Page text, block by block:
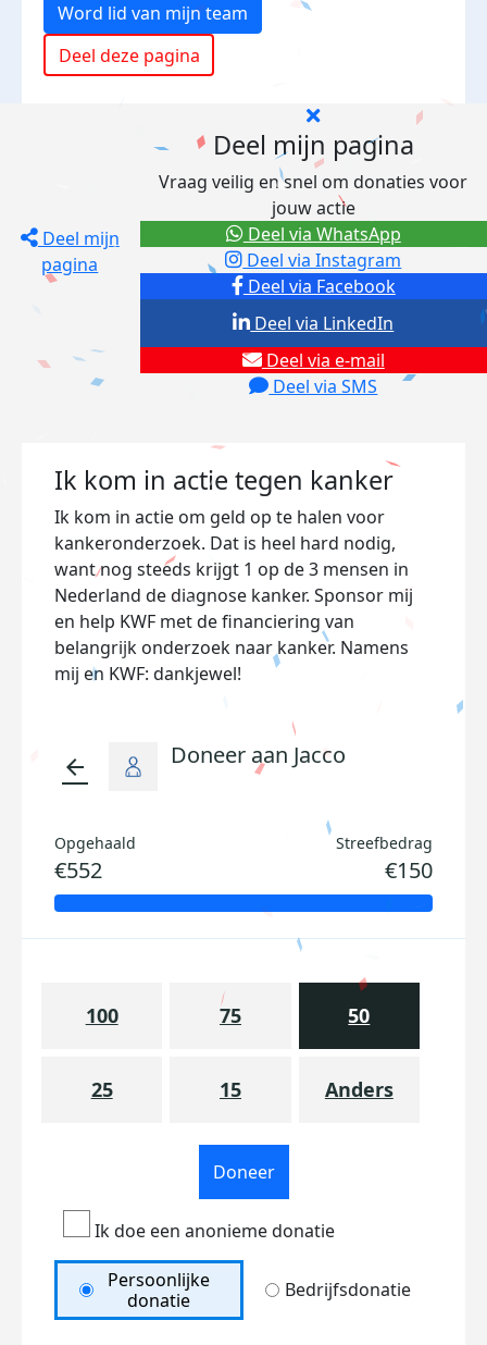
Word lid van mijn team
Deel deze pagina
Deel mijn
pagina
Deel mijn pagina
Vraag veilig en snel om donaties voor
jouw actie
Deel via Facebook
Deel via Instagram
Deel via e-mail
Deel via SMS
Deel via LinkedIn
Deel via WhatsApp
Ik kom in actie tegen kanker
Ik kom in actie om geld op te halen voor
kankeronderzoek. Dat is heel hard nodig,
want nog steeds krijgt 1 op de 3 mensen in
Nederland de diagnose kanker. Sponsor mij
en help KWF met de financiering van
belangrijk onderzoek naar kanker. Namens
mij en KWF: dankjewel!
arrow_back Doneer aan Jacco
Opgehaald
€552
Streefbedrag
€150
100 75 50
25 15 Anders
Doneer
Ik doe een anonieme donatie
Persoonlijke
donatie
Bedrijfsdonatie